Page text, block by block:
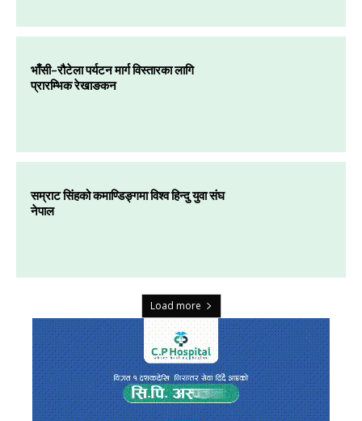
भाँसी–रौटेला पर्यटन मार्ग विस्तारका लागि
प्रारम्भिक रेखाङकन
सम्राट सिंहको कमाण्डिङ्गमा विश्व हिन्दु युवा संघ
नेपाल
Load more